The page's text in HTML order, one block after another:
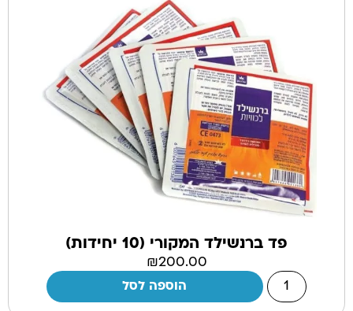
פד ברנשילד המקורי (10 יחידות)
₪200.00
הוספה לסל